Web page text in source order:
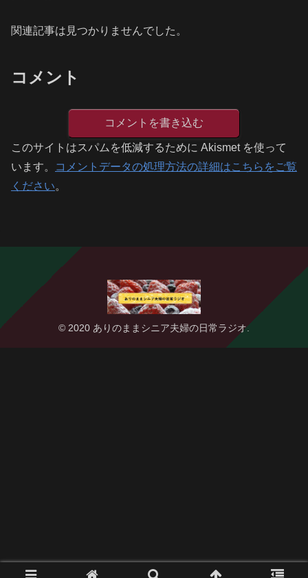
関連記事は見つかりませんでした。
コメント
コメントを書き込む
このサイトはスパムを低減するために Akismet を使って
います。
コメントデータの処理方法の詳細はこちらをご覧
ください。
© 2020 ありのままシニア夫婦の日常ラジオ.